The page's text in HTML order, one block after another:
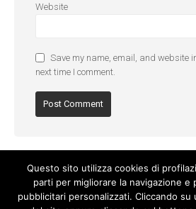
Website
Save my name, email, and website
next time I comment.
Questo sito utilizza cookies di
parti per migliorare la navigazione e
pubblicitari personalizzati. Cliccando